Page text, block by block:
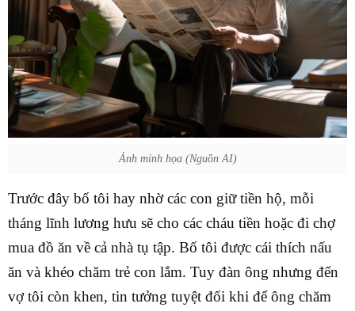
Ảnh minh họa (Nguồn AI)
Trước đây bố tôi hay nhờ các con giữ tiền hộ, mỗi
tháng lĩnh lương hưu sẽ cho các cháu tiền hoặc đi chợ
mua đồ ăn về cả nhà tụ tập. Bố tôi được cái thích nấu
ăn và khéo chăm trẻ con lắm. Tuy đàn ông nhưng đến
vợ tôi còn khen, tin tưởng tuyệt đối khi để ông chăm